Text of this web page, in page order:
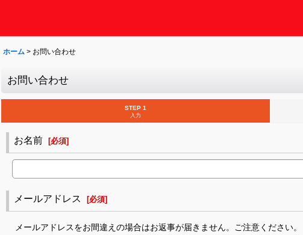
ホーム > お問い合わせ
お問い合わせ
STEP 1
入力
お名前 [必須]
メールアドレス [必須]
メールアドレスをお間違えの場合はお返事が届きません。ご注意ください。